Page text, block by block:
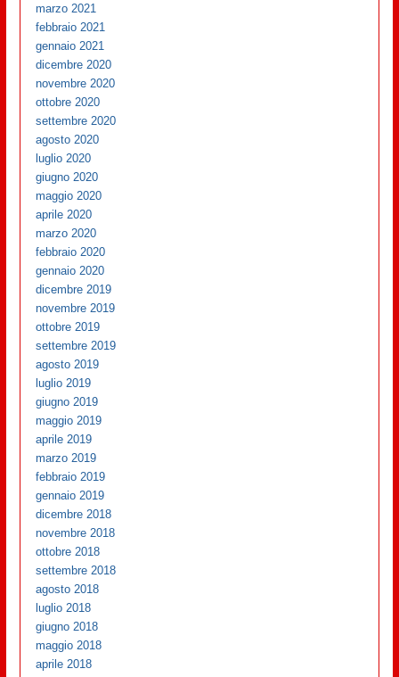
marzo 2021
febbraio 2021
gennaio 2021
dicembre 2020
novembre 2020
ottobre 2020
settembre 2020
agosto 2020
luglio 2020
giugno 2020
maggio 2020
aprile 2020
marzo 2020
febbraio 2020
gennaio 2020
dicembre 2019
novembre 2019
ottobre 2019
settembre 2019
agosto 2019
luglio 2019
giugno 2019
maggio 2019
aprile 2019
marzo 2019
febbraio 2019
gennaio 2019
dicembre 2018
novembre 2018
ottobre 2018
settembre 2018
agosto 2018
luglio 2018
giugno 2018
maggio 2018
aprile 2018